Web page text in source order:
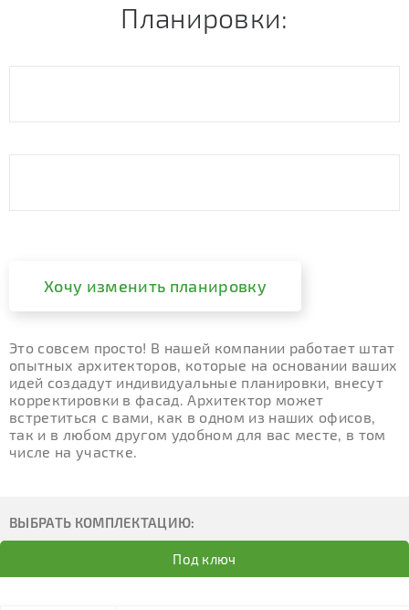
Планировки:
Хочу изменить планировку
Это совсем просто! В нашей компании работает штат
опытных архитекторов, которые на основании ваших
идей создадут индивидуальные планировки, внесут
корректировки в фасад. Архитектор может
встретиться с вами, как в одном из наших офисов,
так и в любом другом удобном для вас месте, в том
числе на участке.
ВЫБРАТЬ КОМПЛЕКТАЦИЮ:
Под ключ